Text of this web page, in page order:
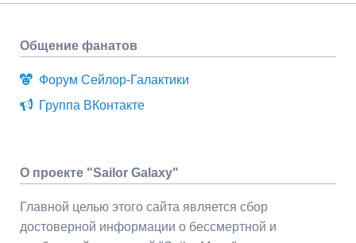
Общение фанатов
Форум Сейлор-Галактики
Группа ВКонтакте
О проекте "Sailor Galaxy"
Главной целью этого сайта является сбор
достоверной информации о бессмертной и